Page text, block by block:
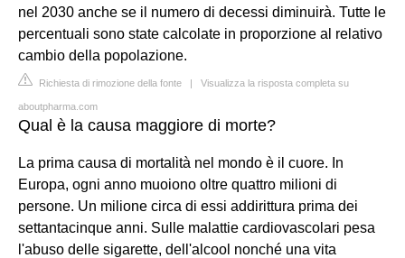
nel 2030 anche se il numero di decessi diminuirà. Tutte le
percentuali sono state calcolate in proporzione al relativo
cambio della popolazione.
Richiesta di rimozione della fonte | Visualizza la risposta completa su
aboutpharma.com
Qual è la causa maggiore di morte?
La prima causa di mortalità nel mondo è il cuore. In
Europa, ogni anno muoiono oltre quattro milioni di
persone. Un milione circa di essi addirittura prima dei
settantacinque anni. Sulle malattie cardiovascolari pesa
l'abuso delle sigarette, dell'alcool nonché una vita